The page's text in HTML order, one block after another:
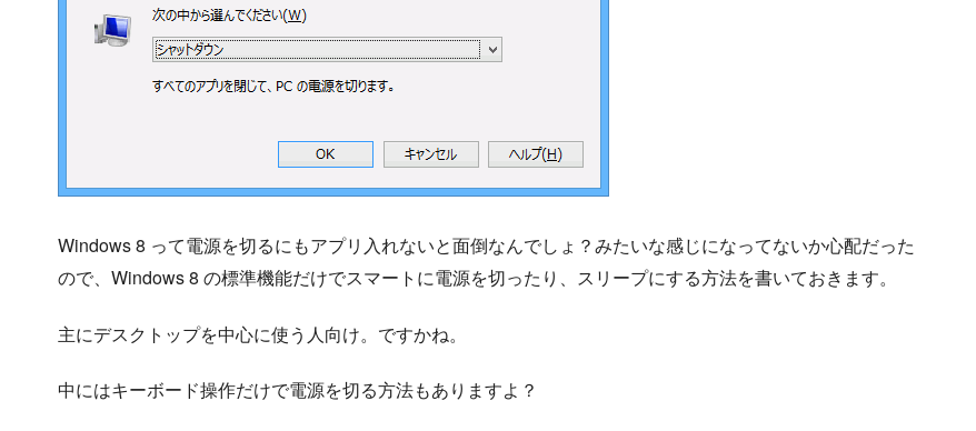
Windows 8 って電源を切るにもアプリ入れないと面倒なんでしょ？みたいな感じになってないか心配だった
ので、Windows 8 の標準機能だけでスマートに電源を切ったり、スリープにする方法を書いておきます。
主にデスクトップを中心に使う人向け。ですかね。
中にはキーボード操作だけで電源を切る方法もありますよ？